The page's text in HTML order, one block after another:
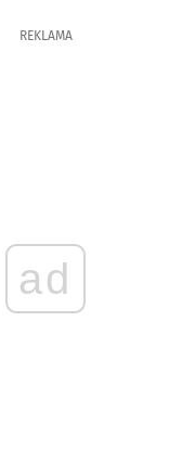
REKLAMA
ad